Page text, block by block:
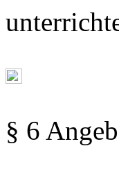
§ 6